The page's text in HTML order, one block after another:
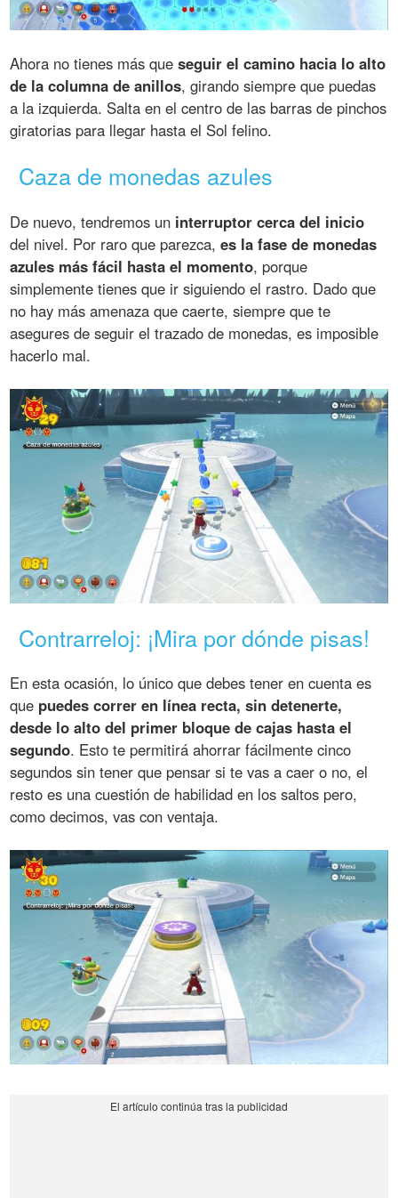
Ahora no tienes más queseguir el camino hacia lo alto
de la columna de anillos, girando siempre que puedas
a la izquierda. Salta en el centro de las barras de pinchos
giratorias para llegar hasta el Sol felino.
Caza de monedas azules
De nuevo, tendremos un interruptor cerca del inicio
del nivel. Por raro que parezca,es la fase de monedas
azules más fácil hasta el momento, porque
simplemente tienes que ir siguiendo el rastro. Dado que
no hay más amenaza que caerte, siempre que te
asegures de seguir el trazado de monedas, es imposible
hacerlo mal.
Contrarreloj: ¡Mira por dónde pisas!
En esta ocasión, lo único que debes tener en cuenta es
que puedes correr en línea recta, sin detenerte,
desde lo alto del primer bloque de cajas hasta el
segundo. Esto te permitirá ahorrar fácilmente cinco
segundos sin tener que pensar si te vas a caer o no, el
resto es una cuestión de habilidad en los saltos pero,
como decimos, vas con ventaja.